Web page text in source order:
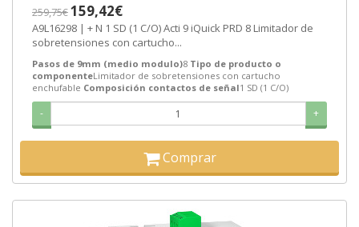
259,75€159,42€
A9L16298 | + N 1 SD (1 C/O) Acti 9 iQuick PRD 8 Limitador de
sobretensiones con cartucho...
Pasos de 9mm (medio modulo)8 Tipo de producto o
componenteLimitador de sobretensiones con cartucho
enchufable Composición contactos de señal1 SD (1 C/O)
- +
Comprar